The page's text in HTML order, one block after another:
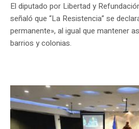
El diputado por Libertad y
señaló que “La Resistencia” se
permanente», al igual que mantener
barrios y colonias.